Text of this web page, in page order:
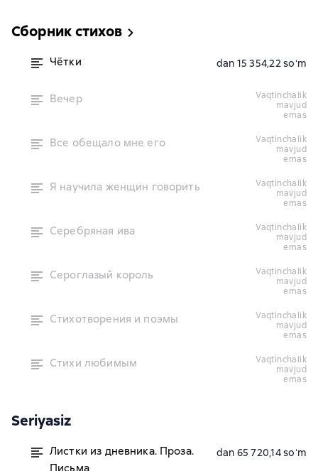
Сборник стихов
Чётки dan 15 354,22 soʻm
Вечер
vaqtinchalik
mavjud
emas
Все обещало мне его
vaqtinchalik
mavjud
emas
Я научила женщин говорить
vaqtinchalik
mavjud
emas
Серебряная ива
vaqtinchalik
mavjud
emas
Сероглазый король
vaqtinchalik
mavjud
emas
Стихотворения и поэмы
vaqtinchalik
mavjud
emas
Стихи любимым
vaqtinchalik
mavjud
emas
Seriyasiz
Листки из дневника. Проза.
Письма
dan 65 720,14 soʻm